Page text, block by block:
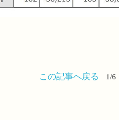
この記事へ戻る 1/6